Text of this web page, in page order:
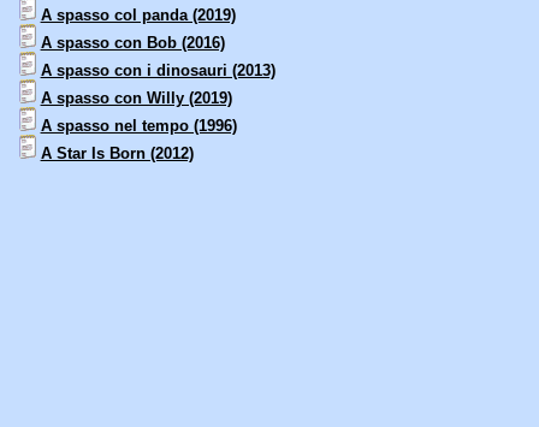
A spasso col panda (2019)
A spasso con Bob (2016)
A spasso con i dinosauri (2013)
A spasso con Willy (2019)
A spasso nel tempo (1996)
A Star Is Born (2012)